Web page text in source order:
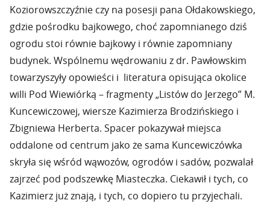
Koziorowszczyźnie czy na posesji pana Ołdakowskiego,
gdzie pośrodku bajkowego, choć zapomnianego dziś
ogrodu stoi równie bajkowy i równie zapomniany
budynek. Wspólnemu wędrowaniu z dr. Pawłowskim
towarzyszyły opowieści i literatura opisująca okolice
willi Pod Wiewiórką – fragmenty „Listów do Jerzego” M.
Kuncewiczowej, wiersze Kazimierza Brodzińskiego i
Zbigniewa Herberta. Spacer pokazywał miejsca
oddalone od centrum jako że sama Kuncewiczówka
skryła się wśród wąwozów, ogrodów i sadów, pozwalał
zajrzeć pod podszewkę Miasteczka. Ciekawił i tych, co
Kazimierz już znają, i tych, co dopiero tu przyjechali.